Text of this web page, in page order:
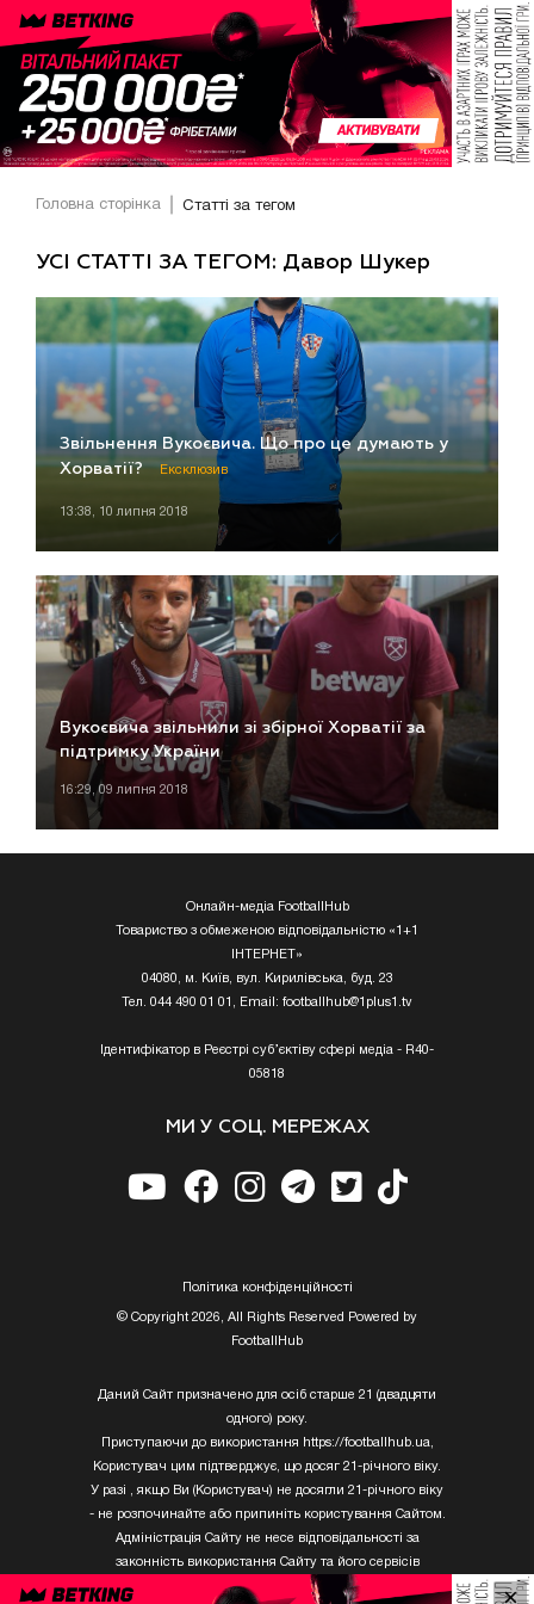
Головна сторінка Статті за тегом
УСІ СТАТТІ ЗА ТЕГОМ: Давор Шукер
Звільнення Вукоєвича. Що про це думають у
Хорватії?
Ексклюзив
13:38, 10 липня 2018
Вукоєвича звільнили зі збірної Хорватії за
підтримку України
16:29, 09 липня 2018
Онлайн-медіа FootballHub
Товариство з обмеженою відповідальністю «1+1
ІНТЕРНЕТ»
04080, м. Київ, вул. Кирилівська, буд. 23
Тел. 044 490 01 01, Email: footballhub@1plus1.tv
Ідентифікатор в Реєстрі суб’єктіву сфері медіа - R40-
05818
МИ У СОЦ. МЕРЕЖАХ
Полiтика конфiденцiйностi
© Copyright 2026, All Rights Reserved Powered by
FootballHub
Даний Сайт призначено для осіб старше 21 (двадцяти
одного) року.
Приступаючи до використання https://footballhub.ua,
Користувач цим підтверджує, що досяг 21-річного віку.
У разі , якщо Ви (Користувач) не досягли 21-річного віку
- не розпочинайте або припиніть користування Сайтом.
Адміністрація Сайту не несе відповідальності за
законність використання Сайту та його сервісів
Користувачем, який не досяг 21-річного віку.
×